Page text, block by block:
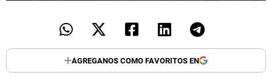
AGREGANOS COMO FAVORITOS EN